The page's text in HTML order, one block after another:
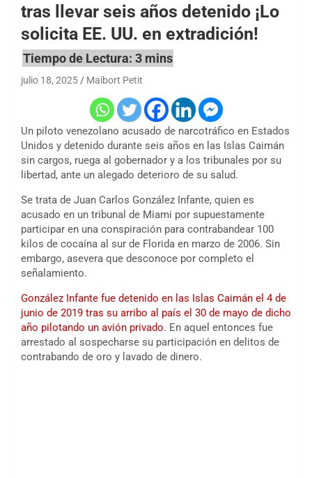
tras llevar seis años detenido ¡Lo
solicita EE. UU. en extradición!
julio 18, 2025 Maibort Petit
Un piloto venezolano acusado de narcotráfico en Estados
Unidos y detenido durante seis años en las Islas Caimán
sin cargos, ruega al gobernador y a los tribunales por su
libertad, ante un alegado deterioro de su salud.
Se trata de Juan Carlos González Infante, quien es
acusado en un tribunal de Miami por supuestamente
participar en una conspiración para contrabandear 100
kilos de cocaína al sur de Florida en marzo de 2006. Sin
embargo, asevera que desconoce por completo el
señalamiento.
González Infante fue detenido en las Islas Caimán el 4 de
junio de 2019 tras su arribo al país el 30 de mayo de dicho
año pilotando un avión privado. En aquel entonces fue
arrestado al sospecharse su participación en delitos de
contrabando de oro y lavado de dinero.